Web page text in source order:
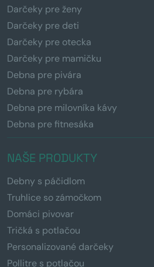
Darčeky pre ženy
Darčeky pre deti
Darčeky pre otecka
Darčeky pre mamičku
Debna pre pivára
Debna pre rybára
Debna pre milovníka kávy
Debna pre fitnesáka
NAŠE PRODUKTY
Debny s páčidlom
Truhlice so zámočkom
Domáci pivovar
Tričká s potlačou
Personalizované darčeky
Pollitre s potlačou